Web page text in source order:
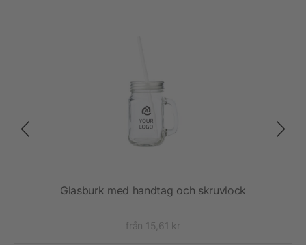
Glasburk med handtag och skruvlock
från 15,61 kr